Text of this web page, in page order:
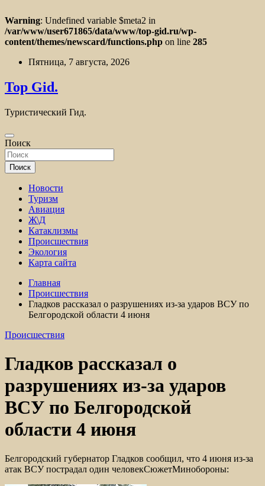
Warning: Undefined variable $meta2 in
/var/www/user671865/data/www/top-gid.ru/wp-
content/themes/newscard/functions.php on line 285
Перейти
содержимому
Пятница, 7 августа, 2026
Top Gid.
Туристический Гид.
Поиск
Поиск
Новости
Туризм
Авиация
Ж\Д
Катаклизмы
Происшествия
Экология
Карта сайта
Главная
Происшествия
Гладков рассказал о разрушениях из-за ударов ВСУ по
Белгородской области 4 июня
Происшествия
Гладков рассказал о
разрушениях из-за ударов
ВСУ по Белгородской
области 4 июня
Белгородский губернатор Гладков сообщил, что 4 июня из-за
атак ВСУ пострадал один человекСюжетМинобороны: